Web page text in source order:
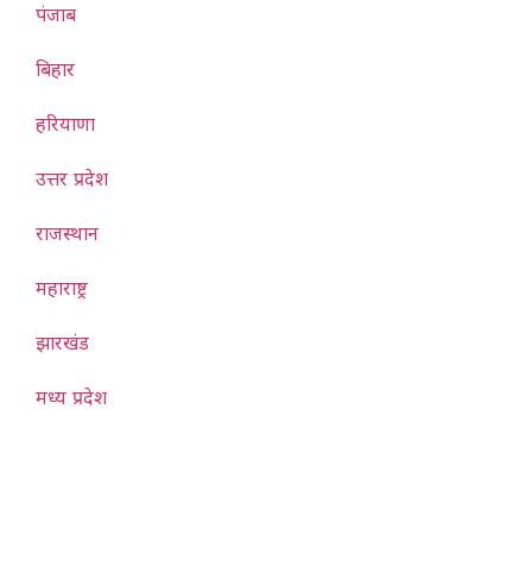
पंजाब
बिहार
हरियाणा
उत्तर प्रदेश
राजस्थान
महाराष्ट्र
झारखंड
मध्य प्रदेश